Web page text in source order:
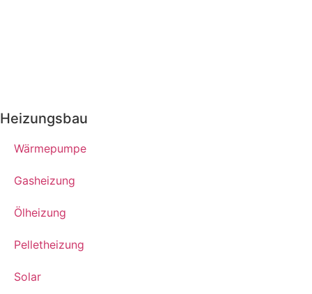
Heizungsbau
Wärmepumpe
Gasheizung
Ölheizung
Pelletheizung
Solar